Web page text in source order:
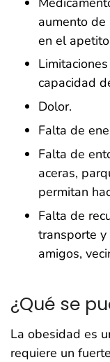
aumento
en el
capacidad
Dolor.
Falta de
Falta de
aceras,
permitan
Falta de
transporte y
amigos,
¿Qué se
La obesidad es
requiere un